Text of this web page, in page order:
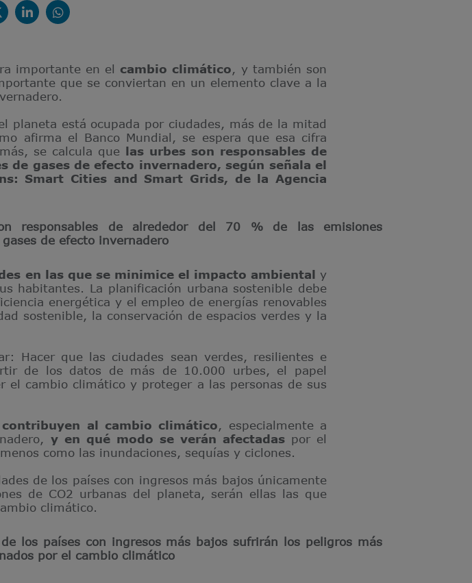
importante en el cambio climático, y también son
que se conviertan en un elemento clave a la
planeta está ocupada por ciudades, más de la mitad
afirma el Banco Mundial, se espera que esa cifra
se calcula que las urbes son responsables de
gases de efecto invernadero, según señala el
Smart Cities and Smart Grids, de la Agencia
responsables de alrededor del 70 % de las emisiones
de efecto invernadero
en las que se minimice el impacto ambiental y
habitantes. La planificación urbana sostenible debe
energética y el empleo de energías renovables
sostenible, la conservación de espacios verdes y la
Hacer que las ciudades sean verdes, resilientes e
de los datos de más de 10.000 urbes, el papel
cambio climático y proteger a las personas de sus
al cambio climático, especialmente a
y en qué modo se verán afectadaspor el
como las inundaciones, sequías y ciclones.
de los países con ingresos más bajos únicamente
de CO2 urbanas del planeta, serán ellas las que
climático.
los países con ingresos más bajos sufrirán los peligros más
por el cambio climático